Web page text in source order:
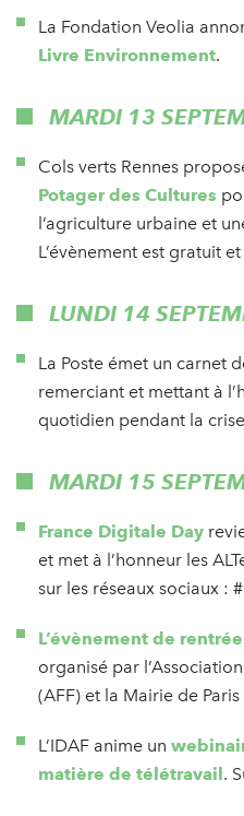
La Fondation Veolia
Livre Environnement.
MARDI 13
Cols verts Rennes
Potager des Cultures
l’agriculture urbaine et
L’évènement est gratuit et
LUNDI 14
La Poste émet un carnet
remerciant et mettant à
quotidien pendant la
MARDI 15
France Digitale Day
et met à l’honneur les
sur les réseaux sociaux :
L’évènement de
organisé par
(AFF) et la Mairie de
L’IDAF anime un
matière de télétravail.